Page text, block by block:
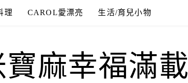
理 CAROL愛漂亮 生活/育兒小物
寶麻幸福滿載